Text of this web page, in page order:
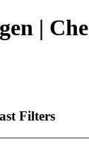
|
Filters